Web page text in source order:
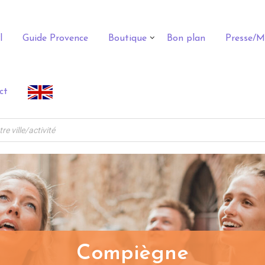
Guide Provence Boutique Bon plan Presse/
Compiègne